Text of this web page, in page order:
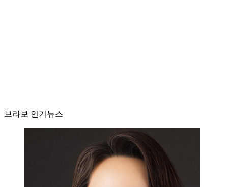
브라보 인기뉴스